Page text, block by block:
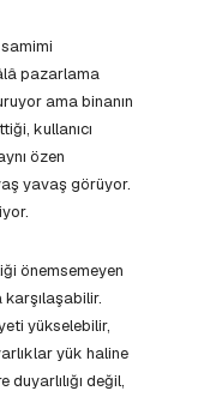
pazarlama
ama binanın
kullanıcı
özen
yavaş görüyor.
önemsemeyen
karşılaşabilir.
yükselebilir,
yük haline
değil,